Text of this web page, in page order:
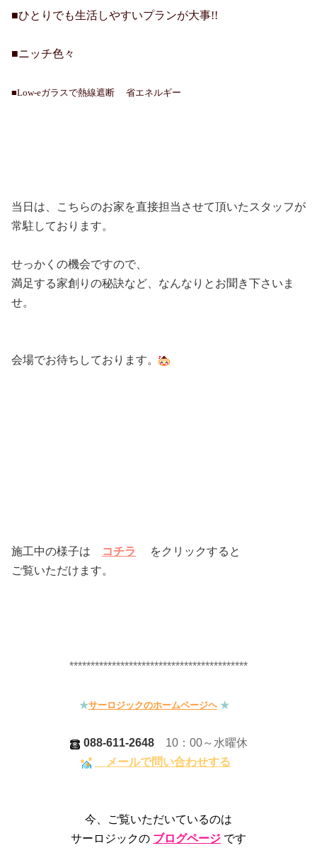
■ひとりでも生活しやすいプランが大事!!
■ニッチ色々
■Low-eガラスで熱線遮断 省エネルギー
当日は、こちらのお家を直接担当させて頂いたスタッフが
常駐しております。
せっかくの機会ですので、
満足する家創りの秘訣など、なんなりとお聞き下さいま
せ。
会場でお待ちしております。
施工中の様子は コチラ
をクリックすると
ご覧いただけます。
******************************************
★サーロジックのホームページヘ ★
088-611-2648 10：00～ 水曜休
メールで問い合わせする
今、ご覧いただいているのは
サーロジックの ブログページ です